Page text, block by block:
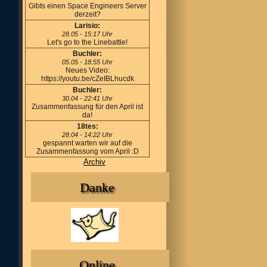
Gibts einen Space Engineers Server
derzeit?
Larisio:
28.05 - 15:17 Uhr
Let's go to the Linebattle!
Buchler:
05.05 - 18:55 Uhr
Neues Video:
https://youtu.be/cZeIBLhucdk
Buchler:
30.04 - 22:41 Uhr
Zusammenfassung für den April ist
da!
18tes:
28.04 - 14:22 Uhr
gespannt warten wir auf die
Zusammenfassung vom April :D
Archiv
Danke